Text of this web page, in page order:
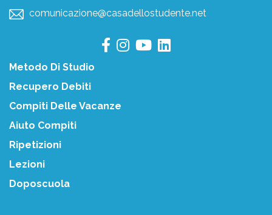
comunicazione@casadellostudente.net
Metodo Di Studio
Recupero Debiti
Compiti Delle Vacanze
Aiuto Compiti
Ripetizioni
Lezioni
Doposcuola